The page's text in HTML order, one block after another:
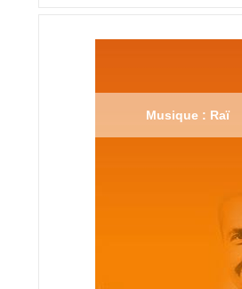
Musique : Raï